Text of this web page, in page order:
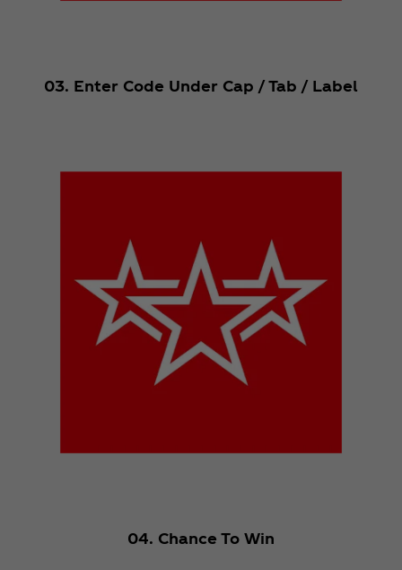
03. Enter Code Under Cap / Tab / Label
04. Chance To Win